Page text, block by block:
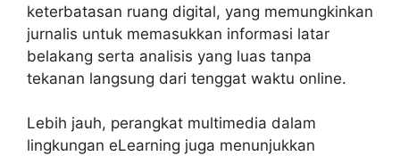
keterbatasan ruang digital, yang memungkinkan
jurnalis untuk memasukkan informasi latar
belakang serta analisis yang luas tanpa
tekanan langsung dari tenggat waktu online.
Lebih jauh, perangkat multimedia dalam
lingkungan eLearning juga menunjukkan